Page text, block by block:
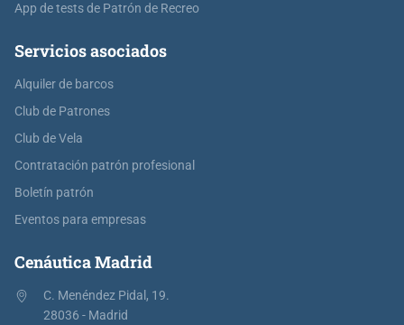
App de tests de Patrón de Recreo
Servicios asociados
Alquiler de barcos
Club de Patrones
Club de Vela
Contratación patrón profesional
Boletín patrón
Eventos para empresas
Cenáutica Madrid
C. Menéndez Pidal, 19.
28036 - Madrid